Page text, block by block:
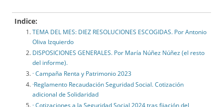
Indice:
TEMA DEL MES: DIEZ RESOLUCIONES ESCOGIDAS. Por Antonio
Oliva Izquierdo
DISPOSICIONES GENERALES. Por María Núñez Núñez (el resto
del informe).
· Campaña Renta y Patrimonio 2023
·Reglamento Recaudación Seguridad Social. Cotización
adicional de Solidaridad